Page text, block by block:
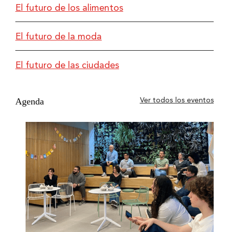
El futuro de los alimentos
El futuro de la moda
El futuro de las ciudades
Agenda Ver todos los eventos